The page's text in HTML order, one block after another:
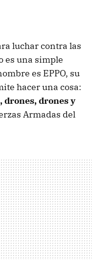
luchar contra las
es una simple
es EPPO, su
hacer una cosa:
drones, drones y
Armadas del